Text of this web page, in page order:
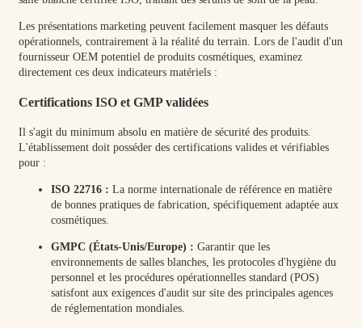
Les présentations marketing peuvent facilement masquer les défauts
opérationnels, contrairement à la réalité du terrain. Lors de l'audit d'un
fournisseur OEM potentiel de produits cosmétiques, examinez
directement ces deux indicateurs matériels :
Certifications ISO et GMP validées
Il s'agit du minimum absolu en matière de sécurité des produits.
L'établissement doit posséder des certifications valides et vérifiables
pour :
ISO 22716 : La norme internationale de référence en matière
de bonnes pratiques de fabrication, spécifiquement adaptée aux
cosmétiques.
GMPC (États-Unis/Europe) : Garantir que les
environnements de salles blanches, les protocoles d'hygiène du
personnel et les procédures opérationnelles standard (POS)
satisfont aux exigences d'audit sur site des principales agences
de réglementation mondiales.